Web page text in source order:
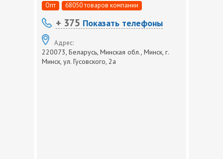
Опт 68050 товаров компании
+ 375 Показать телефоны
Адрес:
220073, Беларусь, Минская обл., Минск, г.
Минск, ул. Гусовского, 2а